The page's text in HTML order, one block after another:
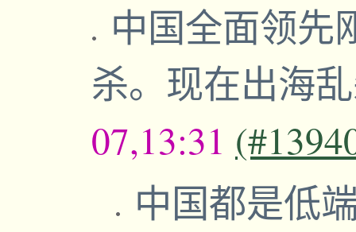
中国全面领先
杀。现在出海
07,13:31
中国都是低